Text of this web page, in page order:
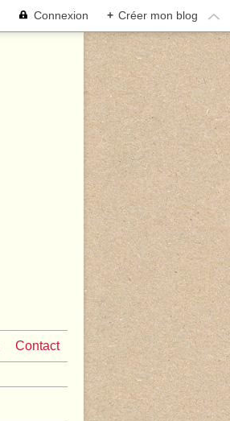
Connexion + Créer mon blog
Contact